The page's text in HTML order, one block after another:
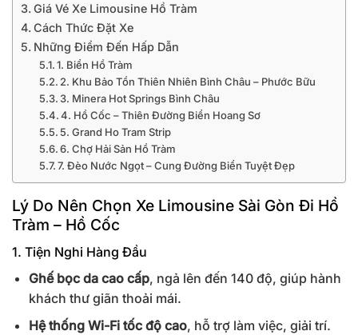
Giá Vé Xe Limousine Hồ Tràm
Cách Thức Đặt Xe
Những Điểm Đến Hấp Dẫn
1. Biển Hồ Tràm
2. Khu Bảo Tồn Thiên Nhiên Bình Châu – Phước Bữu
3. Minera Hot Springs Bình Châu
4. Hồ Cốc – Thiên Đường Biển Hoang Sơ
5. Grand Ho Tram Strip
6. Chợ Hải Sản Hồ Tràm
7. Đèo Nước Ngọt – Cung Đường Biển Tuyệt Đẹp
Lý Do Nên Chọn Xe Limousine Sài Gòn Đi Hồ
Tràm – Hồ Cốc
1. Tiện Nghi Hàng Đầu
Ghế bọc da cao cấp, ngả lên đến 140 độ, giúp hành
khách thư giãn thoải mái.
Hệ thống Wi-Fi tốc độ cao, hỗ trợ làm việc, giải trí.